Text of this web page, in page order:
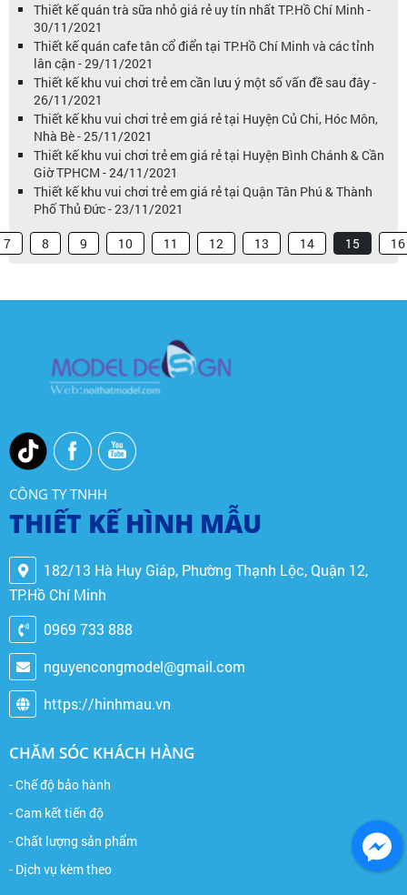
Thiết kế quán trà sữa nhỏ giá rẻ uy tín nhất TP.Hồ Chí Minh -
30/11/2021
Thiết kế quán cafe tân cổ điển tại TP.Hồ Chí Minh và các tỉnh
lân cận - 29/11/2021
Thiết kế khu vui chơi trẻ em cần lưu ý một số vấn đề sau đây -
26/11/2021
Thiết kế khu vui chơi trẻ em giá rẻ tại Huyện Củ Chi, Hóc Môn,
Nhà Bè - 25/11/2021
Thiết kế khu vui chơi trẻ em giá rẻ tại Huyện Bình Chánh & Cần
Giờ TPHCM - 24/11/2021
Thiết kế khu vui chơi trẻ em giá rẻ tại Quận Tân Phú & Thành
Phố Thủ Đức - 23/11/2021
7 8 9 10 11 12 13 14 15 16
CÔNG TY TNHH
THIẾT KẾ HÌNH MẪU
182/13 Hà Huy Giáp, Phường Thạnh Lộc, Quận 12,
TP.Hồ Chí Minh
0969 733 888
nguyencongmodel@gmail.com
https://hinhmau.vn
CHĂM SÓC KHÁCH HÀNG
- Chế độ bảo hành
- Cam kết tiến độ
- Chất lượng sản phẩm
- Dịch vụ kèm theo